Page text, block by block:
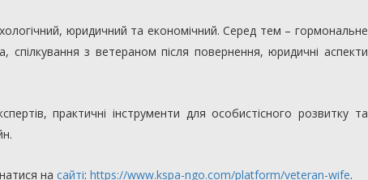
юридичний та економічний. Серед тем – гормональне
спілкування з ветераном після повернення, юридичні аспекти
практичні інструменти для особистісного розвитку та
на сайті: https://www.kspa-ngo.com/platform/veteran-wife.